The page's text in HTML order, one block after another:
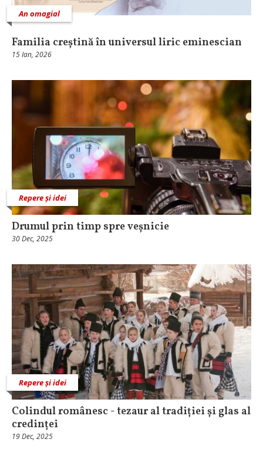
An omagial
Familia creștină în universul liric eminescian
15 Ian, 2026
Repere și idei
Drumul prin timp spre veșnicie
30 Dec, 2025
Repere și idei
Colindul românesc - tezaur al tradiției și glas al
credinței
19 Dec, 2025